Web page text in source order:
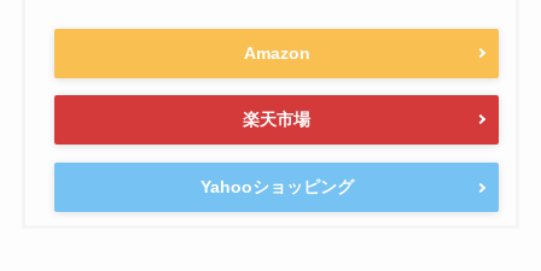
Amazon
楽天市場
Yahooショッピング